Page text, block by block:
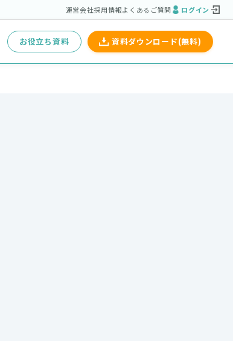
運営会社採用情報よくあるご質問 ログイン
お役立ち資料 資料ダウンロード(無料)